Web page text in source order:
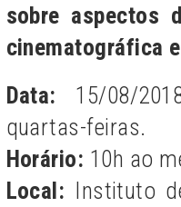
sobre aspectos
cinematográfica
Data: 15/08/
quartas-feiras.
Horário: 10h ao
Local: Instituto